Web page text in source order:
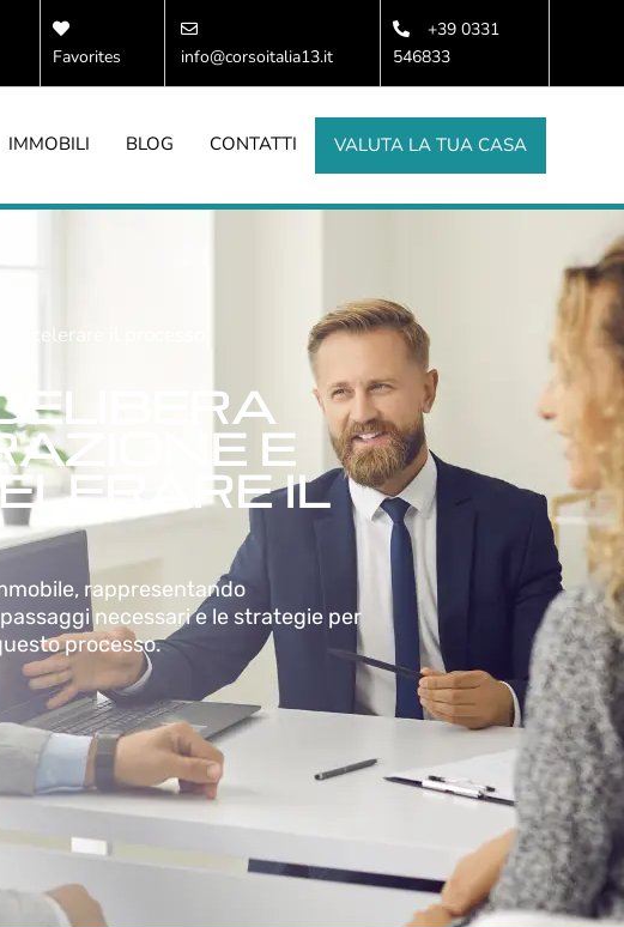
Favorites info@corsoitalia13.it
+39 0331
546833
IMMOBILI BLOG CONTATTI VALUTA LA TUA CASA
il processo
E
IL
rappresentando
necessari e le strategie per
processo.